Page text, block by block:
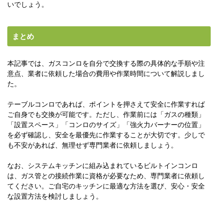
いでしょう。
まとめ
本記事では、ガスコンロを自分で交換する際の具体的な手順や注
意点、業者に依頼した場合の費用や作業時間について解説しまし
た。
テーブルコンロであれば、ポイントを押さえて安全に作業すれば
ご自身でも交換が可能です。ただし、作業前には「ガスの種類」
「設置スペース」「コンロのサイズ」「強火力バーナーの位置」
を必ず確認し、安全を最優先に作業することが大切です。少しで
も不安があれば、無理せず専門業者に依頼しましょう。
なお、システムキッチンに組み込まれているビルトインコンロ
は、ガス管との接続作業に資格が必要なため、専門業者に依頼し
てください。ご自宅のキッチンに最適な方法を選び、安心・安全
な設置方法を検討しましょう。